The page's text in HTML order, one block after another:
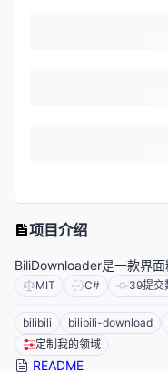
项目介绍
BiliDownloader是一款界
MIT C# 39提交
bilibili bilibili-download
定制我的领域
README